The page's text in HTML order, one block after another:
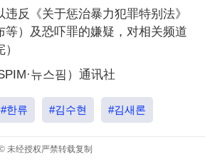
反《关于惩治暴力犯罪特别法》
等）及恐吓罪的嫌疑，对相关频道
뉴스핌）通讯社
#한류 #김수현 #김새론
未经授权严禁转载复制